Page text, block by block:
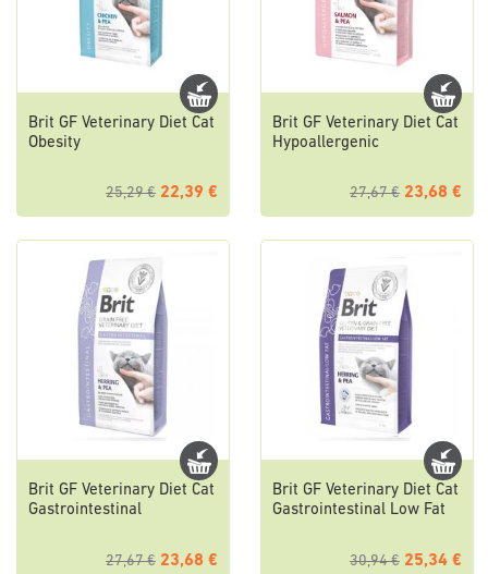
Brit GF Veterinary Diet Cat
Obesity
25,29 € 22,39 €
Brit GF Veterinary Diet Cat
Hypoallergenic
27,67 € 23,68 €
Brit GF Veterinary Diet Cat
Gastrointestinal
27,67 € 23,68 €
Brit GF Veterinary Diet Cat
Gastrointestinal Low Fat
30,94 € 25,34 €